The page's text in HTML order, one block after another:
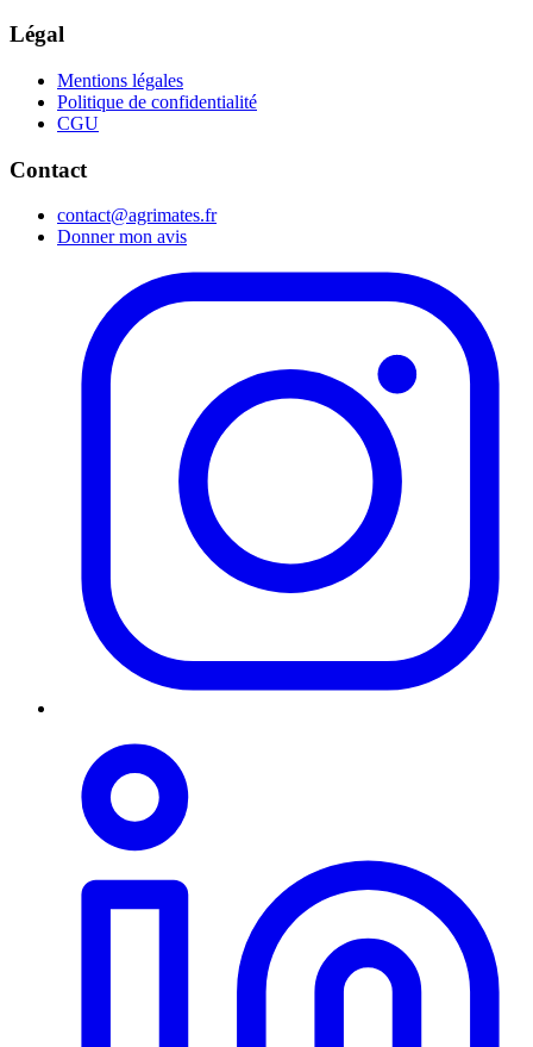
Légal
Mentions légales
Politique de confidentialité
CGU
Contact
contact@agrimates.fr
Donner mon avis